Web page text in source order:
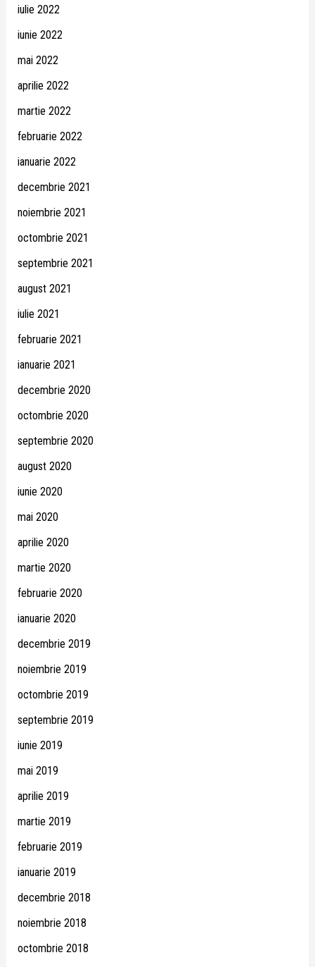
iulie 2022
iunie 2022
mai 2022
aprilie 2022
martie 2022
februarie 2022
ianuarie 2022
decembrie 2021
noiembrie 2021
octombrie 2021
septembrie 2021
august 2021
iulie 2021
februarie 2021
ianuarie 2021
decembrie 2020
octombrie 2020
septembrie 2020
august 2020
iunie 2020
mai 2020
aprilie 2020
martie 2020
februarie 2020
ianuarie 2020
decembrie 2019
noiembrie 2019
octombrie 2019
septembrie 2019
iunie 2019
mai 2019
aprilie 2019
martie 2019
februarie 2019
ianuarie 2019
decembrie 2018
noiembrie 2018
octombrie 2018